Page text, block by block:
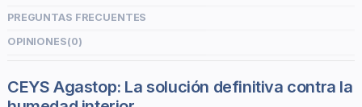
PREGUNTAS FRECUENTES
OPINIONES(0)
CEYS Agastop: La solución definitiva contra la